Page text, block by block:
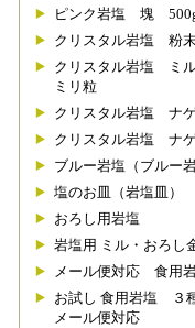
ピンク岩塩 塊
クリスタル岩塩 粉
クリスタル岩塩 ミ
ミリ粒
クリスタル岩塩 ナ
クリスタル岩塩 ナゲ
ブルー岩塩（ブルー岩
塩のお皿（岩塩皿）
おろし用岩塩
岩塩用 ミル・おろし
メール便対応 食用
お試し 食用岩塩 ３
メール便対応